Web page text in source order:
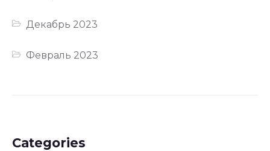
Декабрь 2023
Февраль 2023
Categories